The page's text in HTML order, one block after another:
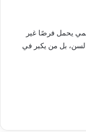
يحمل فرصًا غير
بل من يكبر في